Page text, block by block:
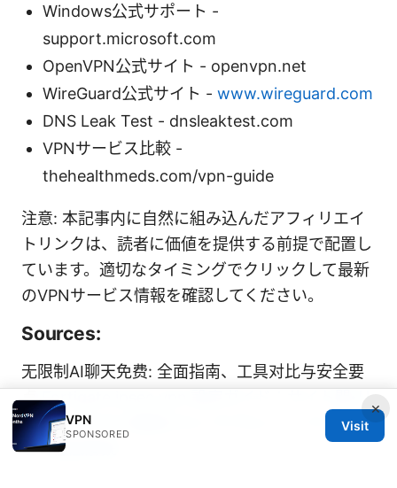
Windows公式サポート -
support.microsoft.com
OpenVPN公式サイト - openvpn.net
WireGuard公式サイト - www.wireguard.com
DNS Leak Test - dnsleaktest.com
VPNサービス比較 -
thehealthmeds.com/vpn-guide
注意: 本記事内に自然に組み込んだアフィリエイ
トリンクは、読者に価値を提供する前提で配置し
ています。適切なタイミングでクリックして最新
のVPNサービス情報を確認してください。
Sources:
无限制AI聊天免费: 全面指南、工具对比与安全要
点Fortigate ipsec vpn 設定ガイド：サイト間・リ
モートアクセス構築からトラブルシューティング
まで徹底解説
×
VPN
SPONSORED
Visit